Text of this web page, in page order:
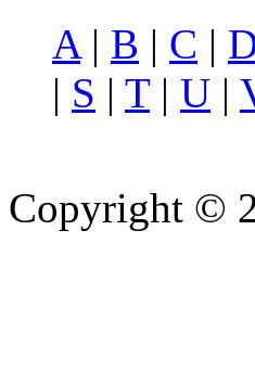
A | B | C |
| S | T| U |
Copyright ©